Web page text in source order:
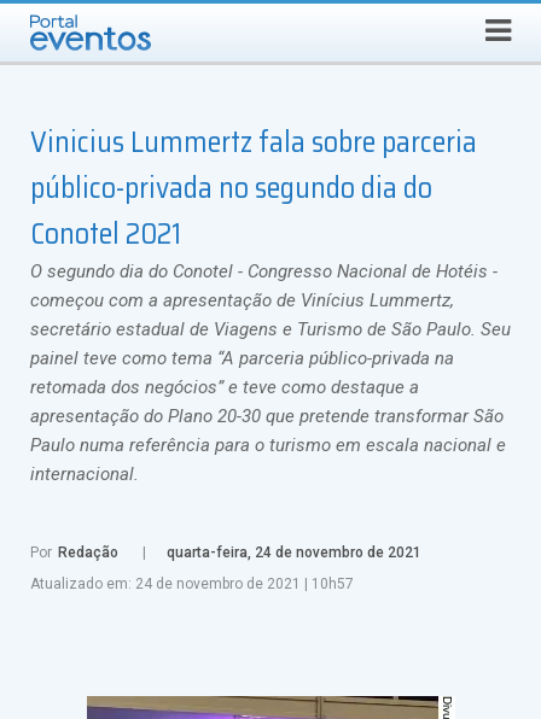
SÁBADO, 8 DE AGOSTO DE 2026 Busca
Vinicius Lummertz fala sobre parceria
público-privada no segundo dia do
Conotel 2021
O segundo dia do Conotel - Congresso Nacional de Hotéis -
começou com a apresentação de Vinícius Lummertz,
secretário estadual de Viagens e Turismo de São Paulo. Seu
painel teve como tema “A parceria público-privada na
retomada dos negócios” e teve como destaque a
apresentação do Plano 20-30 que pretende transformar São
Paulo numa referência para o turismo em escala nacional e
internacional.
Por Redação
quarta-feira, 24 de novembro de 2021
Atualizado em: 24 de novembro de 2021 10h57